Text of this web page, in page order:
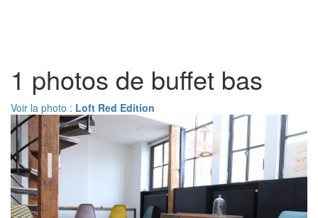
1 photos de buffet bas
Voir la photo : Loft Red Edition